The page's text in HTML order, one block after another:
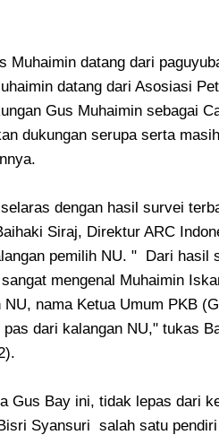
Muhaimin datang dari
datang dari Asosiasi
Gus Muhaimin sebagai
dukungan serupa serta
dengan hasil survei
Siraj, Direktur ARC
pemilih NU. " Dari hasil
mengenal Muhaimin
nama Ketua Umum PKB
dari kalangan NU," tukas
Gus Bay ini, tidak lepas dari
Syansuri salah satu